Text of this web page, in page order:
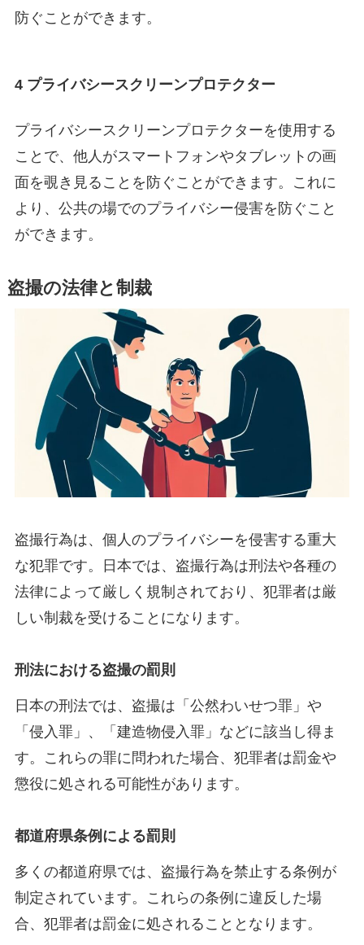
防ぐことができます。
4 プライバシースクリーンプロテクター
プライバシースクリーンプロテクターを使用する
ことで、他人がスマートフォンやタブレットの画
面を覗き見ることを防ぐことができます。これに
より、公共の場でのプライバシー侵害を防ぐこと
ができます。
盗撮の法律と制裁
盗撮行為は、個人のプライバシーを侵害する重大
な犯罪です。日本では、盗撮行為は刑法や各種の
法律によって厳しく規制されており、犯罪者は厳
しい制裁を受けることになります。
刑法における盗撮の罰則
日本の刑法では、盗撮は「公然わいせつ罪」や
「侵入罪」、「建造物侵入罪」などに該当し得ま
す。これらの罪に問われた場合、犯罪者は罰金や
懲役に処される可能性があります。
都道府県条例による罰則
多くの都道府県では、盗撮行為を禁止する条例が
制定されています。これらの条例に違反した場
合、犯罪者は罰金に処されることとなります。